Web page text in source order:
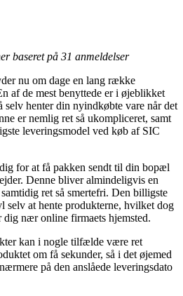
baseret på 31 anmeldelser
nu om dage en lang række
af de mest benyttede er i øjeblikket
selv henter din nyindkøbte vare når det
er nemlig ret så ukompliceret, samt
leveringsmodel ved køb af SIC
for at få pakken sendt til din bopæl
Denne bliver almindeligvis en
ret så smertefri. Den billigste
selv at hente produkterne, hvilket dog
nær online firmaets hjemsted.
kan i nogle tilfælde være ret
om få sekunder, så i det øjemed
på den anslåede leveringsdato